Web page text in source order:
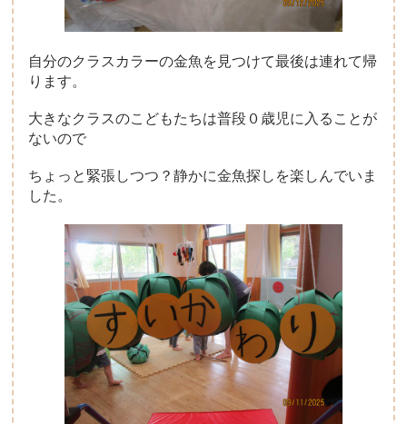
自分のクラスカラーの金魚を見つけて最後は連れて帰
ります。
大きなクラスのこどもたちは普段０歳児に入ることが
ないので
ちょっと緊張しつつ？静かに金魚探しを楽しんでいま
した。